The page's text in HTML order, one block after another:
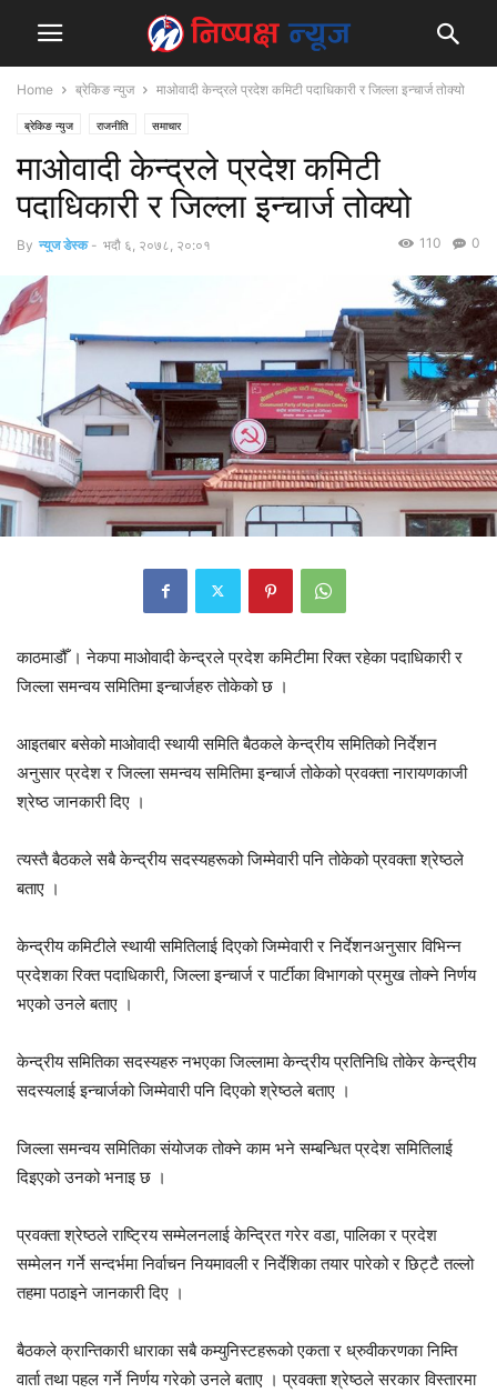
Home ब्रेकिङ न्युज माओवादी केन्द्रले प्रदेश कमिटी पदाधिकारी र जिल्ला इन्चार्ज तोक्यो
ब्रेकिङ न्युज राजनीति समाचार
माओवादी केन्द्रले प्रदेश कमिटी
पदाधिकारी र जिल्ला इन्चार्ज तोक्यो
By न्युज डेस्क - भदौ ६, २०७८, २०:०१ 0
110
काठमाडौँ । नेकपा माओवादी केन्द्रले प्रदेश कमिटीमा रिक्त रहेका पदाधिकारी र
जिल्ला समन्वय समितिमा इन्चार्जहरु तोकेको छ ।
आइतबार बसेको माओवादी स्थायी समिति बैठकले केन्द्रीय समितिको निर्देशन
अनुसार प्रदेश र जिल्ला समन्वय समितिमा इन्चार्ज तोकेको प्रवक्ता नारायणकाजी
श्रेष्ठ जानकारी दिए ।
त्यस्तै बैठकले सबै केन्द्रीय सदस्यहरूको जिम्मेवारी पनि तोकेको प्रवक्ता श्रेष्ठले
बताए ।
केन्द्रीय कमिटीले स्थायी समितिलाई दिएको जिम्मेवारी र निर्देशनअनुसार विभिन्न
प्रदेशका रिक्त पदाधिकारी, जिल्ला इन्चार्ज र पार्टीका विभागको प्रमुख तोक्ने निर्णय
भएको उनले बताए ।
केन्द्रीय समितिका सदस्यहरु नभएका जिल्लामा केन्द्रीय प्रतिनिधि तोकेर केन्द्रीय
सदस्यलाई इन्चार्जको जिम्मेवारी पनि दिएको श्रेष्ठले बताए ।
जिल्ला समन्वय समितिका संयोजक तोक्ने काम भने सम्बन्धित प्रदेश समितिलाई
दिइएको उनको भनाइ छ ।
प्रवक्ता श्रेष्ठले राष्ट्रिय सम्मेलनलाई केन्द्रित गरेर वडा, पालिका र प्रदेश
सम्मेलन गर्ने सन्दर्भमा निर्वाचन नियमावली र निर्देशिका तयार पारेको र छिट्टै तल्लो
तहमा पठाइने जानकारी दिए ।
बैठकले क्रान्तिकारी धाराका सबै कम्युनिस्टहरूको एकता र ध्रुवीकरणका निम्ति
वार्ता तथा पहल गर्ने निर्णय गरेको उनले बताए । प्रवक्ता श्रेष्ठले सरकार विस्तारमा